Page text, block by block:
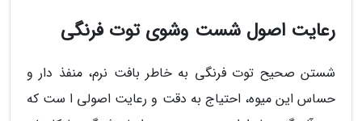
رعایت اصول شست وشوی توت فرنگی
شستن صحیح توت فرنگی به خاطر بافت نرم، منفذ دار و
حساس این میوه، احتیاج به دقت و رعایت اصولی ا ست که